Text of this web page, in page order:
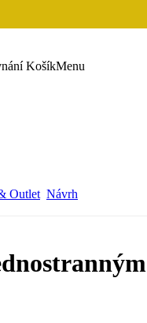
KošíkMenu
Outlet Návrh